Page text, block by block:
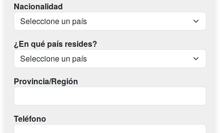
Nacionalidad
¿En qué país resides?
Provincia/Región
Teléfono